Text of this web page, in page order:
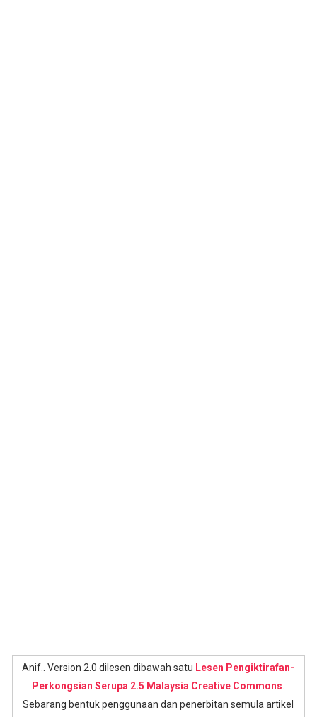
Anif.. Version 2.0 dilesen dibawah satu Lesen Pengiktirafan-
Perkongsian Serupa 2.5 Malaysia Creative Commons
Sebarang bentuk penggunaan dan penerbitan semula artikel